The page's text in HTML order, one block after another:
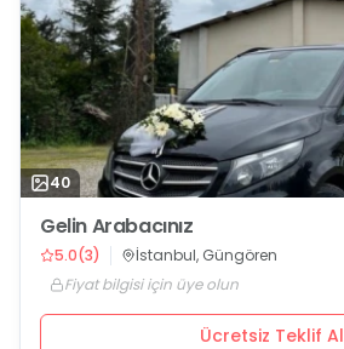
40
Gelin Arabacınız
5.0(3)
İstanbul, Güngören
Fiyat bilgisi için üye olun
Ücretsiz Teklif Al